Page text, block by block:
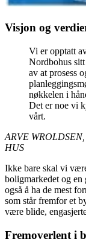
Visjon og
Vi er opptatt
Nordbohus
av at prosess
nøkkelen i
Det er noe vi
vårt.
ARVE
HUS
Ikke bare skal vi
boligmarkedet og en
også å ha de mest
som står fremfor et
være blide,
Fremoverlent i